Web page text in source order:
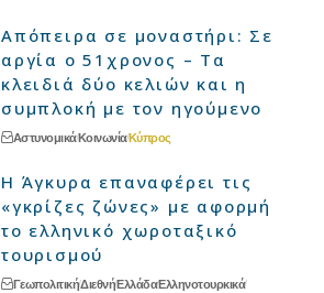
Απόπειρα σε μοναστήρι: Σε
αργία ο 51χρονος – Τα
κλειδιά δύο κελιών και η
συμπλοκή με τον ηγούμενο
ΑστυνομικάΚοινωνίαΚύπρος
Η Άγκυρα επαναφέρει τις
«γκρίζες ζώνες» με αφορμή
το ελληνικό χωροταξικό
τουρισμού
ΓεωπολιτικήΔιεθνήΕλλάδαΕλληνοτουρκικά